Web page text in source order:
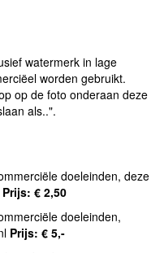
watermerk in lage
worden gebruikt.
op de foto onderaan deze
als..".
doeleinden, deze
Prijs: € 2,50
doeleinden,
Prijs: € 5,-